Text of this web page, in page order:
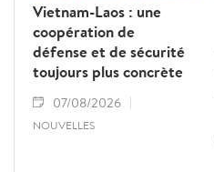
Vietnam-Laos : une
coopération de
défense et de sécurité
toujours plus concrète
07/08/2026
NOUVELLES